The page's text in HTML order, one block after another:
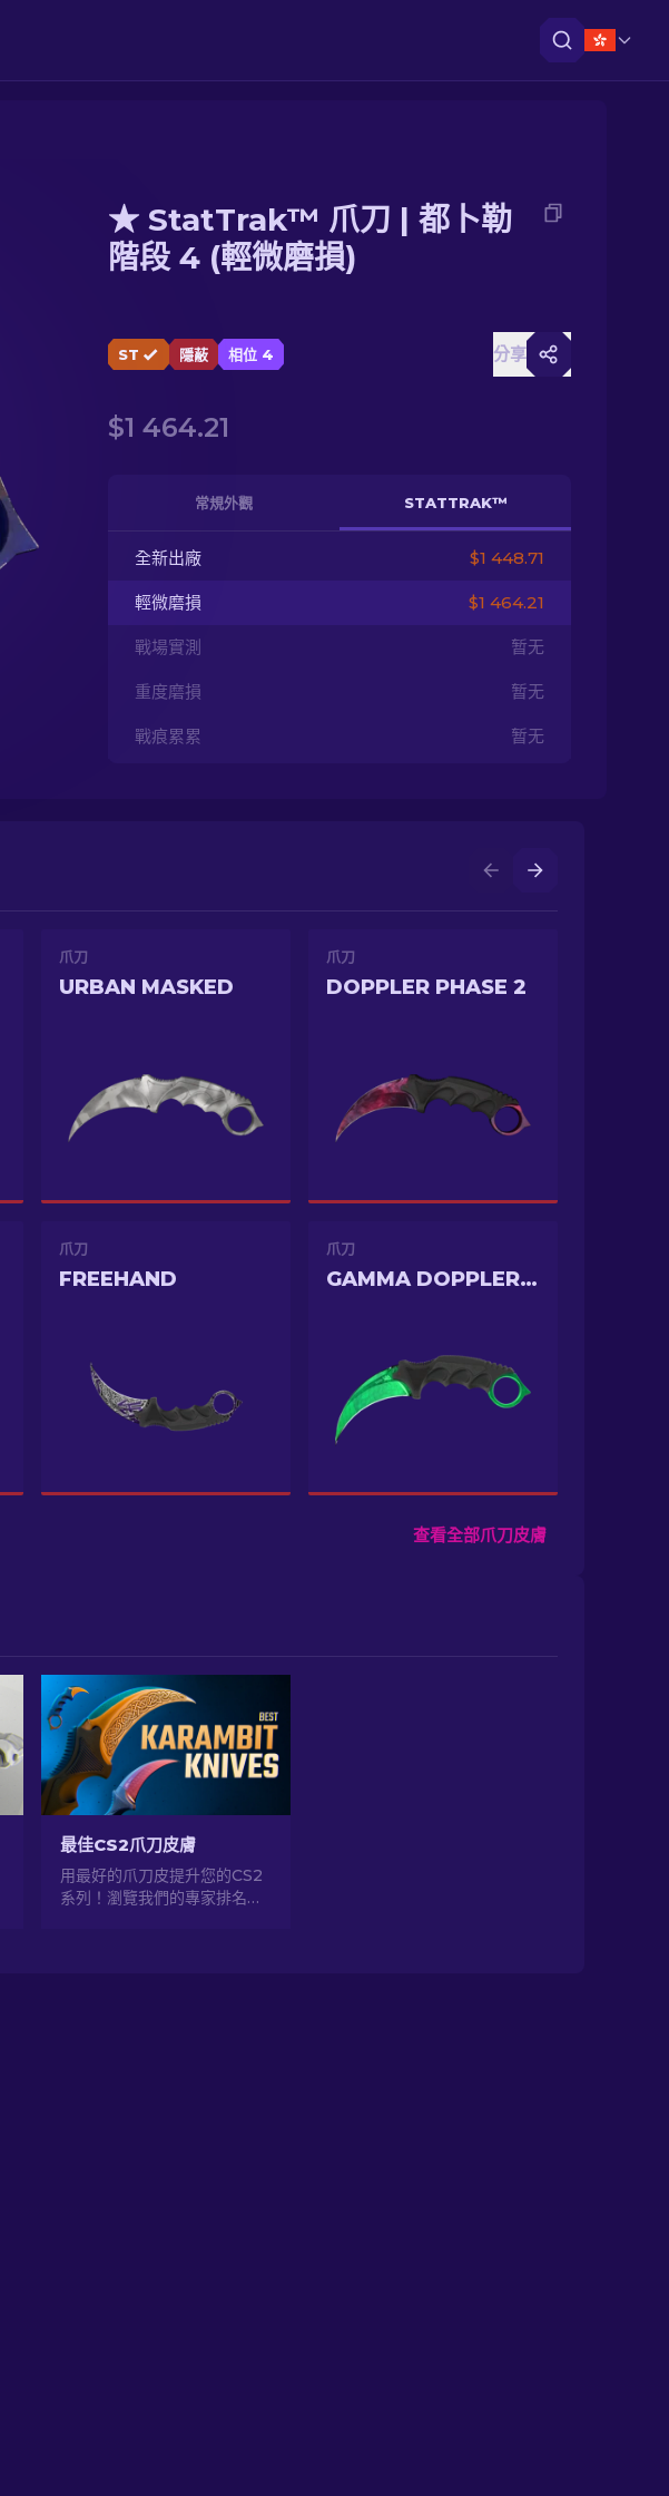
★ StatTrak™ 爪刀 | 都卜勒
階段 4 (輕微磨損)
ST 隱蔽 相位 4 分享
$1 464.21
常規外觀 STATTRAK™
全新出廠 $1 448.71
輕微磨損 $1 464.21
戰場實測 暂无
重度磨損 暂无
戰痕累累 暂无
爪刀
URBAN MASKED
爪刀
DOPPLER PHASE 2
爪刀
FREEHAND
爪刀
GAMMA DOPPLER EMERALD
查看全部爪刀皮膚
最佳CS2爪刀皮膚
用最好的爪刀皮提升您的CS2
系列！瀏覽我們的專家排名，